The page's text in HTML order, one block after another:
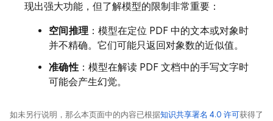
现出强大功能，但了解模型的限制非常重要：
空间推理：模型在定位 PDF 中的文本或对象时
并不精确。它们可能只返回对象数的近似值。
准确性：模型在解读 PDF 文档中的手写文字时
可能会产生幻觉。
如未另行说明，那么本页面中的内容已根据知识共享署名 4.0 许可获得了